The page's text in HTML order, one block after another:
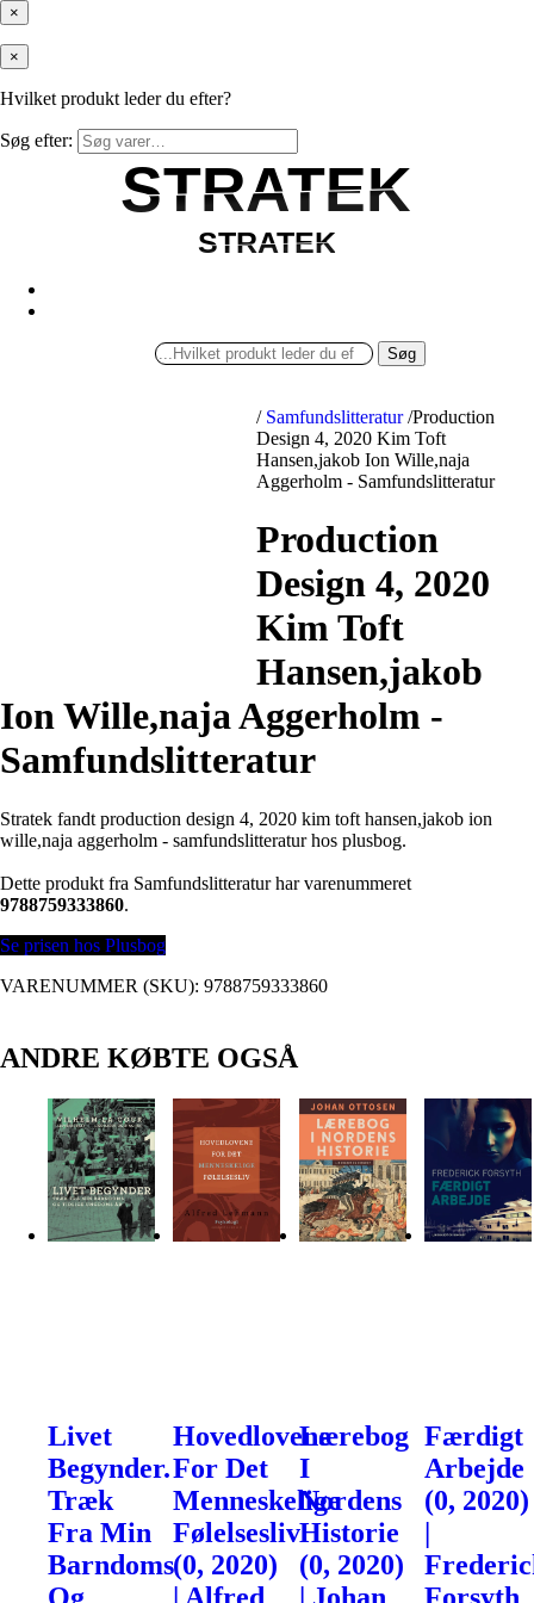
×
×
Hvilket produkt leder du efter?
Søg efter:
STRATEK
STRATEK
STRATEK
STRATEK
Søg
/ Samfundslitteratur /Production
Design 4, 2020 Kim Toft
Hansen,jakob Ion Wille,naja
Aggerholm - Samfundslitteratur
Production
Design 4, 2020
Kim Toft
Hansen,jakob
Ion Wille,naja Aggerholm -
Samfundslitteratur
Stratek fandt production design 4, 2020 kim toft hansen,jakob ion
wille,naja aggerholm - samfundslitteratur hos plusbog.
Dette produkt fra Samfundslitteratur har varenummeret
9788759333860.
Se prisen hos Plusbog
VARENUMMER (SKU): 9788759333860
ANDRE KØBTE OGSÅ
Livet
Begynder.
Træk
Fra Min
Barndoms
Og
Hovedlovene
For Det
Menneskelige
Følelsesliv
(0, 2020)
| Alfred
Lærebog
I
Nordens
Historie
(0, 2020)
| Johan
Færdigt
Arbejde
(0, 2020)
|
Forsyth